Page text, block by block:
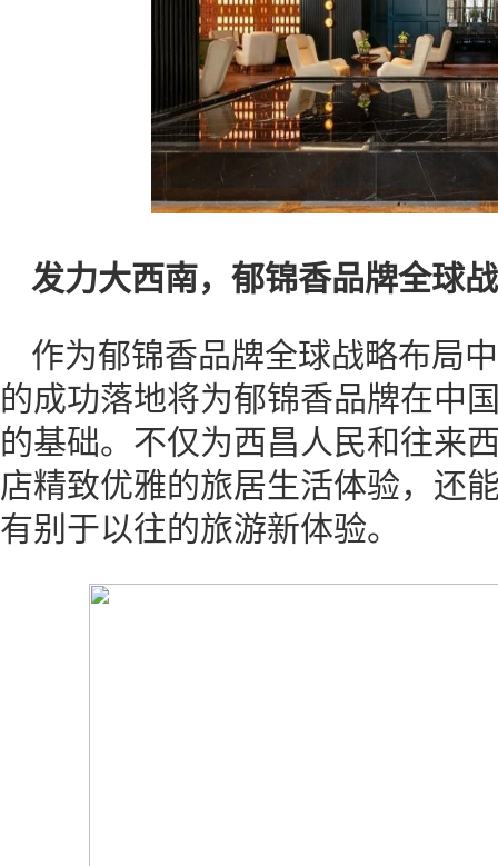
发力大西南，郁锦香品牌全球
作为郁锦香品牌全球战略布局
的成功落地将为郁锦香品牌在中
的基础。不仅为西昌人民和往来
店精致优雅的旅居生活体验，还
有别于以往的旅游新体验。